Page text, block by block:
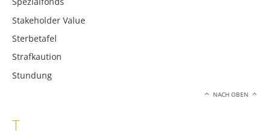
Stakeholder Value
Sterbetafel
Strafkaution
Stundung
NACH OBEN
T